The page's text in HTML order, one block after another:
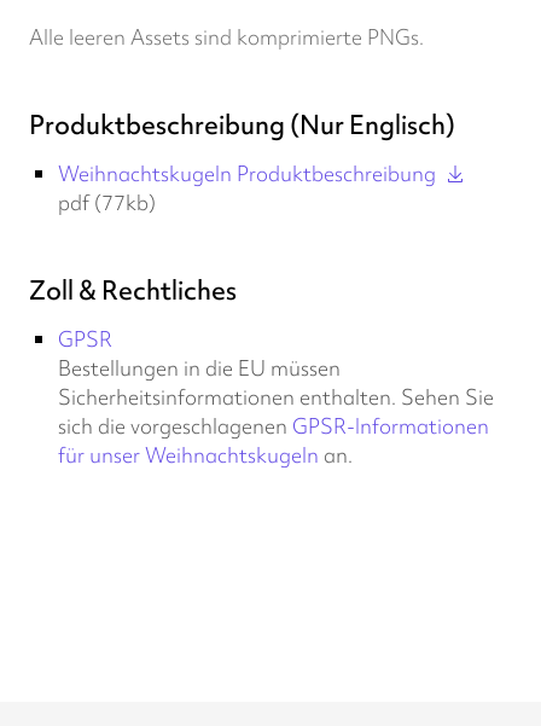
Alle leeren Assets sind komprimierte PNGs.
Produktbeschreibung (Nur Englisch)
Weihnachtskugeln Produktbeschreibung
pdf (77kb)
Zoll & Rechtliches
GPSR
Bestellungen in die EU müssen
Sicherheitsinformationen enthalten. Sehen Sie
sich die vorgeschlagenen GPSR-Informationen
für unser Weihnachtskugeln an.